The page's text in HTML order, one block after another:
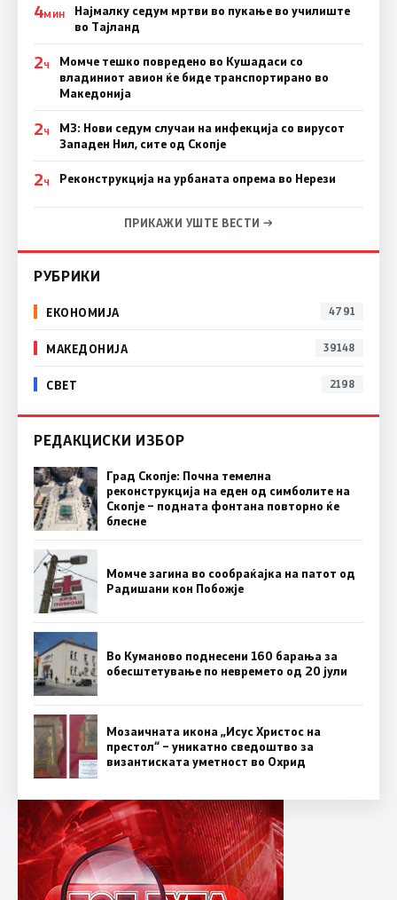
4МИН
Најмалку седум мртви во пукање во училиште
во Тајланд
2Ч
Момче тешко повредено во Кушадаси со
владиниот авион ќе биде транспортирано во
Македонија
2Ч
МЗ: Нови седум случаи на инфекција со вирусот
Западен Нил, сите од Скопје
2Ч Реконструкција на урбаната опрема во Нерези
ПРИКАЖИ УШТЕ ВЕСТИ →
РУБРИКИ
ЕКОНОМИЈА 4791
МАКЕДОНИЈА 39148
СВЕТ 2198
РЕДАКЦИСКИ ИЗБОР
Град Скопје: Почна темелна
реконструкција на еден од симболите на
Скопје – подната фонтана повторно ќе
блесне
Момче загина во сообраќајка на патот од
Радишани кон Побожје
Во Куманово поднесени 160 барања за
обесштетување по невремето од 20 јули
Мозаичната икона „Исус Христос на
престол“ – уникатно сведоштво за
византиската уметност во Охрид